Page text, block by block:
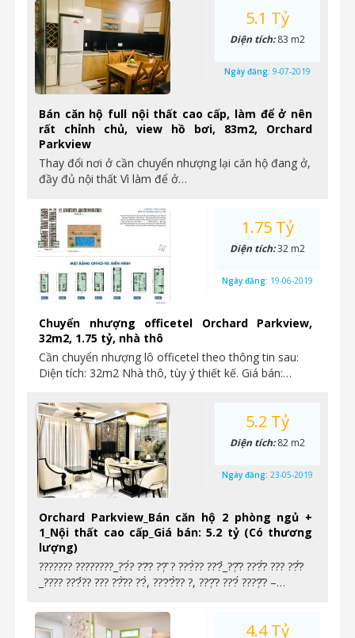
Bán căn hộ full nội thất cao cấp, làm để ở nên
rất chỉnh chủ, view hồ bơi, 83m2, Orchard
Parkview
Thay đổi nơi ở cần chuyển nhượng lại căn hộ đang ở,
đầy đủ nội thất Vì làm để ở…
5.1 Tỷ
Diện tích:83 m2
Ngày đăng: 9-07-2019
Chuyển nhượng officetel Orchard Parkview,
32m2, 1.75 tỷ, nhà thô
Cần chuyển nhượng lô officetel theo thông tin sau:
Diện tích: 32m2 Nhà thô, tùy ý thiết kế. Giá bán:…
1.75 Tỷ
Diện tích:32 m2
Ngày đăng: 19-06-2019
Orchard Parkview_Bán căn hộ 2 phòng ngủ +
1_Nội thất cao cấp_Giá bán: 5.2 tỷ (Có thương
lượng)
??????? ????????_??́? ??̆? ??̣̂ ? ???̀?? ???̉_??̣̂? ???̂́? ??? ??̂́?
_???? ???̉?? ??? ??̂̀?? ??̀, ???̛?̛̀?? ?, ???̣̂? ???́ ????̣̂? –…
5.2 Tỷ
Diện tích:82 m2
Ngày đăng: 23-05-2019
4.4 Tỷ